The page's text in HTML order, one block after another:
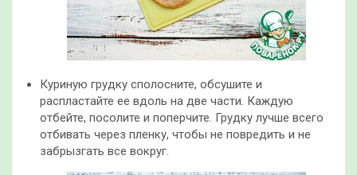
Куриную грудку сполосните, обсушите и
распластайте ее вдоль на две части. Каждую
отбейте, посолите и поперчите. Грудку лучше всего
отбивать через пленку, чтобы не повредить и не
забрызгать все вокруг.